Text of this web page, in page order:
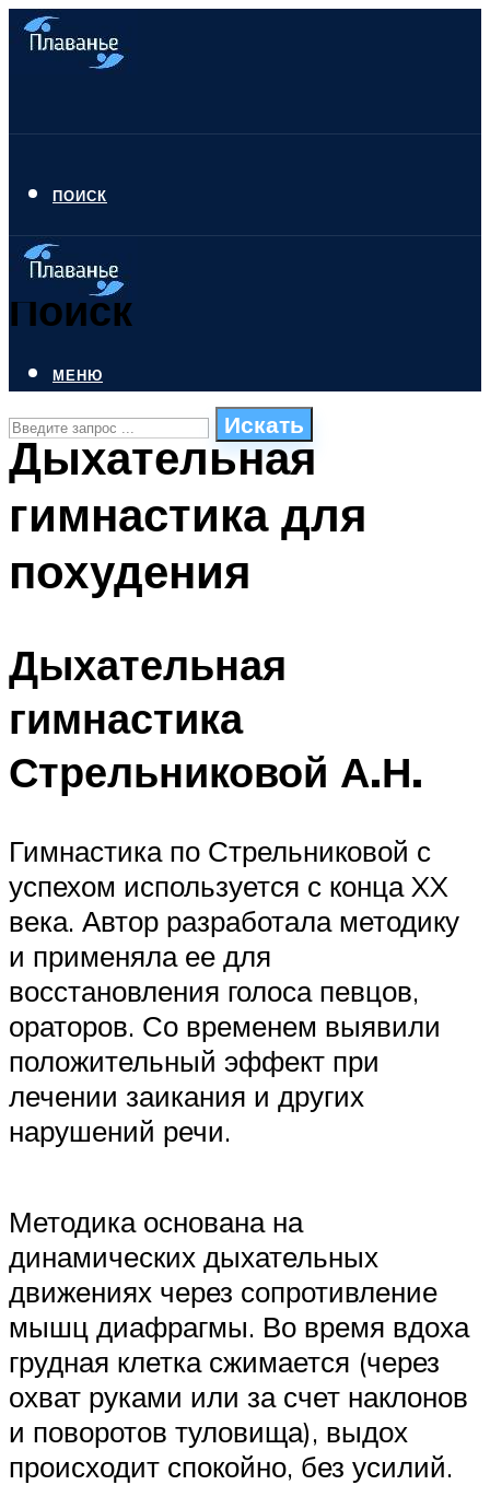
ПОИСК
Поиск
Искать
ПЛАВАНЬЕ ДЛЯ ДЕТЕЙ
БАССЕЙН ДЛЯ ДОМА
МЕНЮ
МЕНЮ
Дыхательная
гимнастика для
похудения
Дыхательная
гимнастика
Стрельниковой А.Н.
Гимнастика по Стрельниковой с
успехом используется с конца XX
века. Автор разработала методику
и применяла ее для
восстановления голоса певцов,
ораторов. Со временем выявили
положительный эффект при
лечении заикания и других
нарушений речи.
Методика основана на
динамических дыхательных
движениях через сопротивление
мышц диафрагмы. Во время вдоха
грудная клетка сжимается (через
охват руками или за счет наклонов
и поворотов туловища), выдох
происходит спокойно, без усилий.